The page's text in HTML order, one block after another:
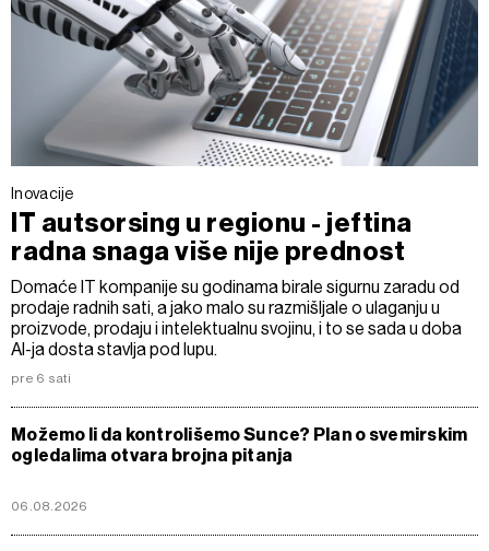
Inovacije
IT autsorsing u regionu - jeftina
radna snaga više nije prednost
Domaće IT kompanije su godinama birale sigurnu zaradu od
prodaje radnih sati, a jako malo su razmišljale o ulaganju u
proizvode, prodaju i intelektualnu svojinu, i to se sada u doba
AI-ja dosta stavlja pod lupu.
pre 6 sati
Možemo li da kontrolišemo Sunce? Plan o svemirskim
ogledalima otvara brojna pitanja
06.08.2026